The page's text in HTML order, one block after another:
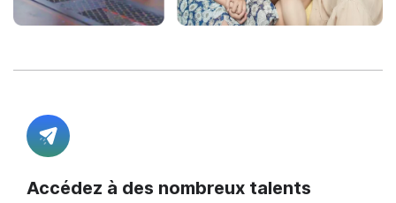
Accédez à des nombreux talents